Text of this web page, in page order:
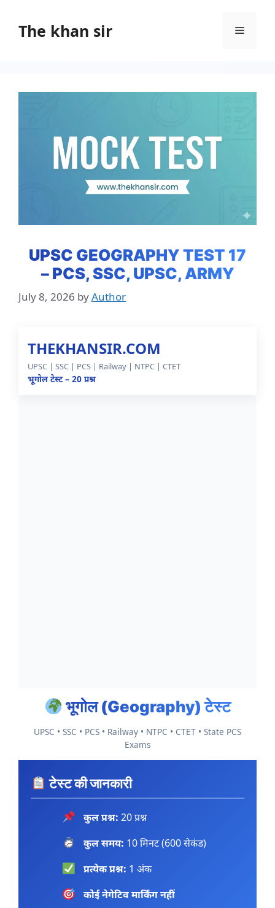
contentThe khan sir Menu
UPSC GEOGRAPHY TEST 17
– PCS, SSC, UPSC, ARMY
July 8, 2026 byAuthor
THEKHANSIR.COM
UPSC | SSC | PCS | Railway | NTPC | CTET
भूगोल टेस्ट – 20 प्रश्न
भूगोल (Geography) टेस्ट
UPSC • SSC • PCS • Railway • NTPC • CTET • State PCS
Exams
टेस्ट की जानकारी
कुल प्रश्न: 20 प्रश्न
कुल समय: 10 मिनट (600 सेकंड)
प्रत्येक प्रश्न: 1 अंक
कोई नेगेटिव मार्किंग नहीं